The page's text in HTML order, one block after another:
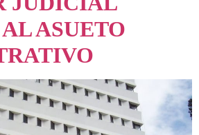
ASUETO